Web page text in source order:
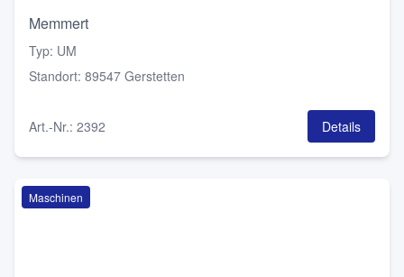
Memmert
Typ: UM
Standort: 89547 Gerstetten
Art.-Nr.: 2392 Details
Maschinen